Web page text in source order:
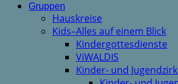
Gruppen
Hauskreise
Kids–Alles auf einem Blick
Kindergottesdienste
ViWALDIS
Kinder- und